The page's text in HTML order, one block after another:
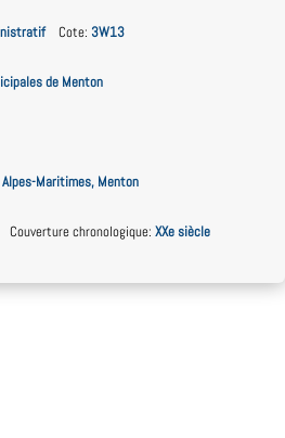
Cote: 3W13
de Menton
Alpes-Maritimes, Menton
Couverture chronologique: XXe siècle